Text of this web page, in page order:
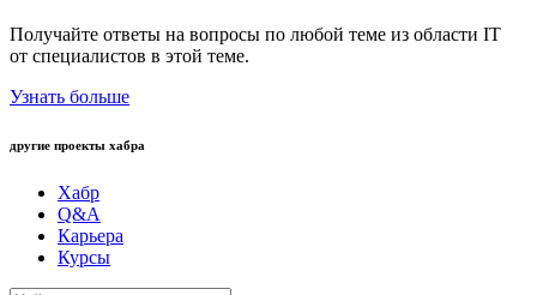
Получайте ответы на вопросы по любой теме из области IT
от специалистов в этой теме.
Узнать больше
другие проекты хабра
Хабр
Q&A
Карьера
Курсы